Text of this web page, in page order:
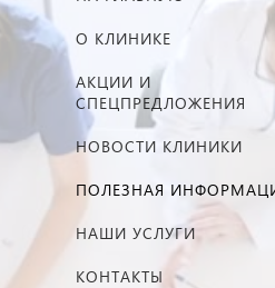
О КЛИНИКЕ
АКЦИИ И
СПЕЦПРЕДЛОЖЕНИЯ
НОВОСТИ КЛИНИКИ
ПОЛЕЗНАЯ
НАШИ УСЛУГИ
КОНТАКТЫ